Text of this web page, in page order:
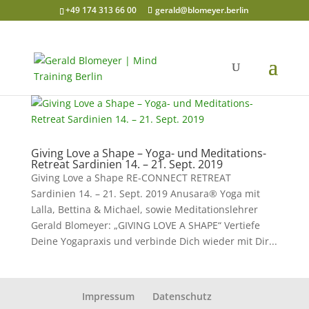
+49 174 313 66 00 gerald@blomeyer.berlin
Giving Love a Shape – Yoga- und Meditations-
Retreat Sardinien 14. – 21. Sept. 2019
Giving Love a Shape RE-CONNECT RETREAT
Sardinien 14. – 21. Sept. 2019 Anusara® Yoga mit
Lalla, Bettina & Michael, sowie Meditationslehrer
Gerald Blomeyer: „GIVING LOVE A SHAPE“ Vertiefe
Deine Yogapraxis und verbinde Dich wieder mit Dir...
Impressum Datenschutz